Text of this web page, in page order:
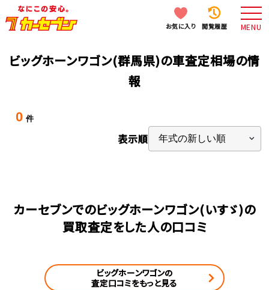
お気に入り 閲覧履歴 MENU
ビッグホーンワゴン(群馬県)の車査定相場の情
報
0 件
表示順
カーセブンでのビッグホーンワゴン(いすゞ)の
買取査定をした人の口コミ
ビッグホーンワゴンの
査定口コミをもっと見る